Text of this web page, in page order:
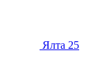
Ялта 25